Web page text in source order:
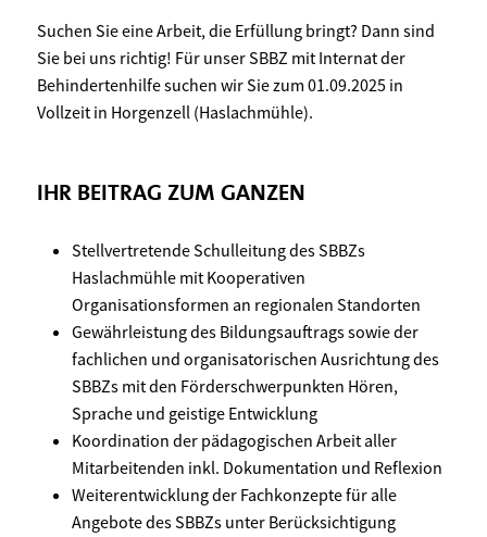
Suchen Sie eine Arbeit, die Erfüllung bringt? Dann sind
Sie bei uns richtig! Für unser SBBZ mit Internat der
Behindertenhilfe suchen wir Sie zum 01.09.2025 in
Vollzeit in Horgenzell (Haslachmühle).
IHR BEITRAG ZUM GANZEN
Stellvertretende Schulleitung des SBBZs
Haslachmühle mit Kooperativen
Organisationsformen an regionalen Standorten
Gewährleistung des Bildungsauftrags sowie der
fachlichen und organisatorischen Ausrichtung des
SBBZs mit den Förderschwerpunkten Hören,
Sprache und geistige Entwicklung
Koordination der pädagogischen Arbeit aller
Mitarbeitenden inkl. Dokumentation und Reflexion
Weiterentwicklung der Fachkonzepte für alle
Angebote des SBBZs unter Berücksichtigung